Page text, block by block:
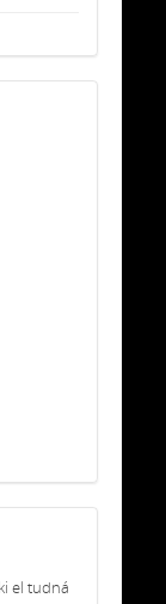
el tudná